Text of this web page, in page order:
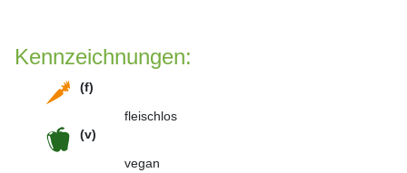
Kennzeichnungen:
(f)
fleischlos
(v)
vegan